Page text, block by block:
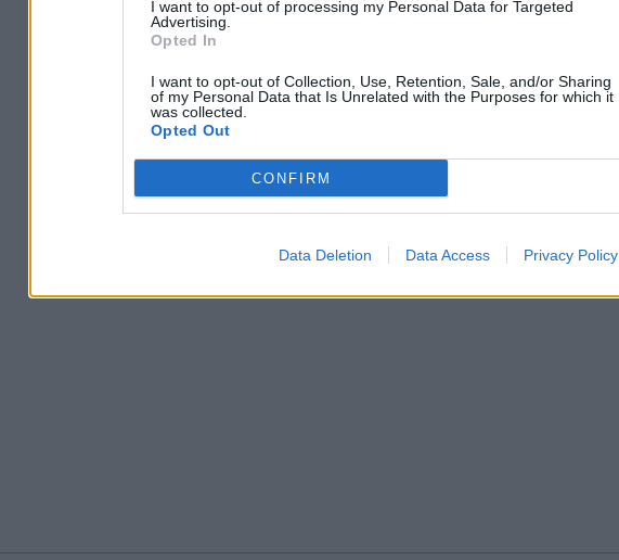
I want to opt-out of processing my Personal Data for Targeted
Advertising.
Opted In
I want to opt-out of Collection, Use, Retention, Sale, and/or Sharing
of my Personal Data that Is Unrelated with the Purposes for which it
was collected.
Opted Out
CONFIRM
Data Deletion Data Access Privacy Policy